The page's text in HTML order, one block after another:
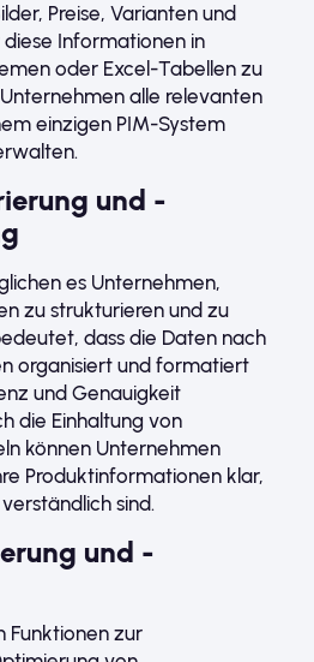
Preise, Varianten und
Informationen in
oder Excel-Tabellen zu
alle relevanten
einzigen PIM-System
und -
es Unternehmen,
zu strukturieren und zu
dass die Daten nach
organisiert und formatiert
und Genauigkeit
die Einhaltung von
können Unternehmen
Produktinformationen klar,
sind.
und -
Funktionen zur